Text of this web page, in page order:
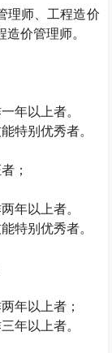
理师、工程造价
价管理师。
年以上者。
特别优秀者。
；
年以上者。
特别优秀者。
年以上者；
年以上者。